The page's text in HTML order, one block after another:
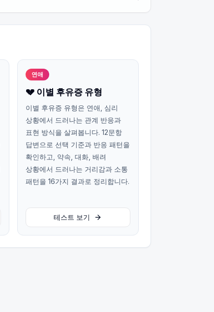
연애
💔 이별 후유증 유형
이별 후유증 유형은 연애, 심리
상황에서 드러나는 관계 반응과
표현 방식을 살펴봅니다. 12문항
답변으로 선택 기준과 반응 패턴을
확인하고, 약속, 대화, 배려
상황에서 드러나는 거리감과 소통
패턴을 16가지 결과로 정리합니다.
테스트 보기